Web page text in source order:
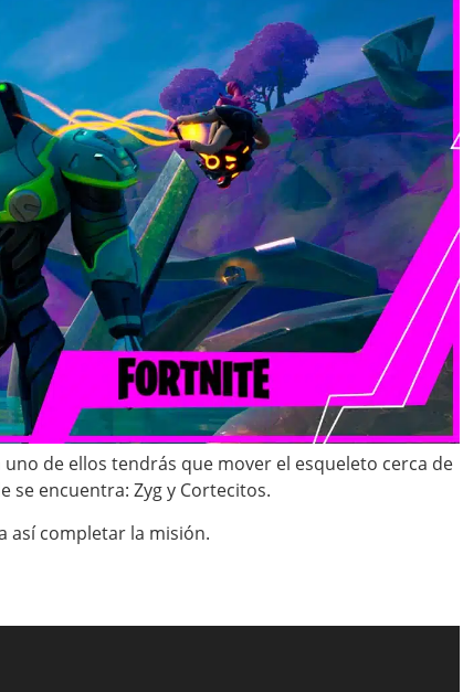
de ellos tendrás que mover el esqueleto cerca de
se encuentra: Zyg y Cortecitos.
así completar la misión.